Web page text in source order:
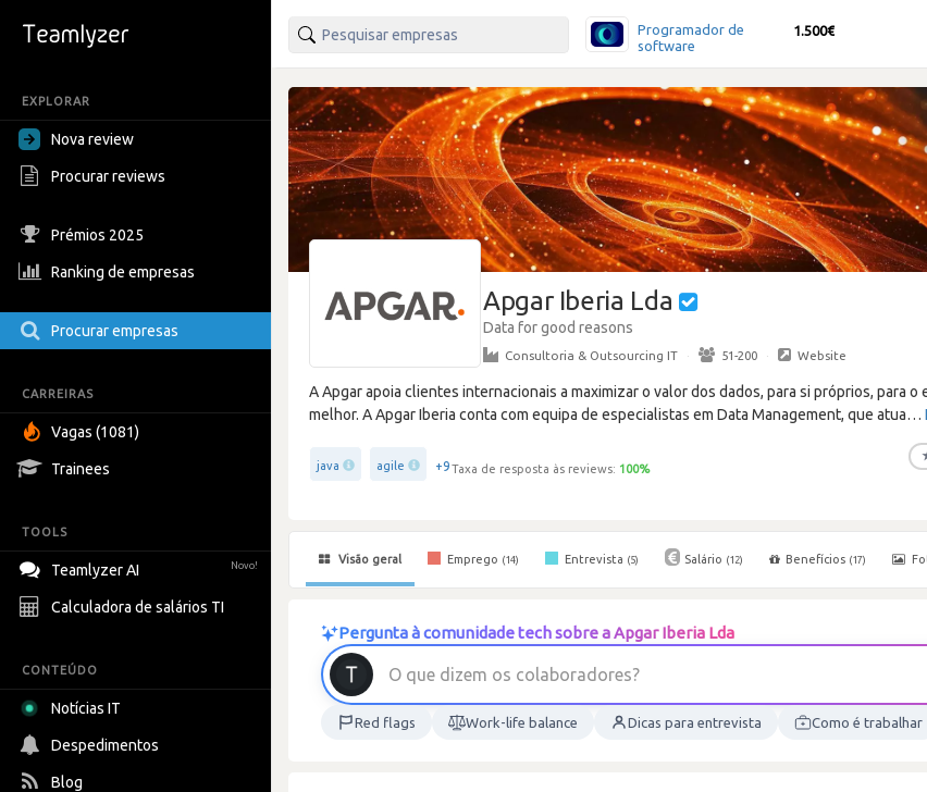
EXPLORAR
Nova review
Procurar reviews
Prémios 2025
Ranking de empresas
Procurar empresas
CARREIRAS
Vagas (1081)
Trainees
TOOLS
Teamlyzer AI Novo!
Calculadora de salários TI
CONTEÚDO
Notícias IT
Despedimentos
Blog
Programador de
software
1.500€
Apgar Iberia Lda
Data for good reasons
Consultoria & Outsourcing IT · 51-200 · Website
A Apgar apoia clientes internacionais a maximizar o valor dos dados, para si próprios, para o
melhor. A Apgar Iberia conta com equipa de especialistas em Data Management, que atua…
java agile +9Taxa de resposta às reviews: 100%
Visão geral Emprego (14) Entrevista (5) Salário (12) Benefícios (17)
Pergunta à comunidade tech sobre a Apgar Iberia Lda
O que d izem os colabora do
Red flags Work-life balance Dicas para entrevista Como é trabalhar